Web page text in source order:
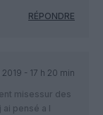
RÉPONDRE
2019 - 17 h 20 min
misessur des
pensé a l